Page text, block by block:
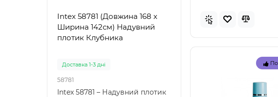
Intex 58781 (Довжина 168 x
Ширина 142см) Надувний
плотик Клубника
Доставка 1-3 дні
58781
Intex 58781 – Надувний плотик
Intex 57100 (85 x 85
Надувний дитячий
Intex 57100 (85 x 85 x